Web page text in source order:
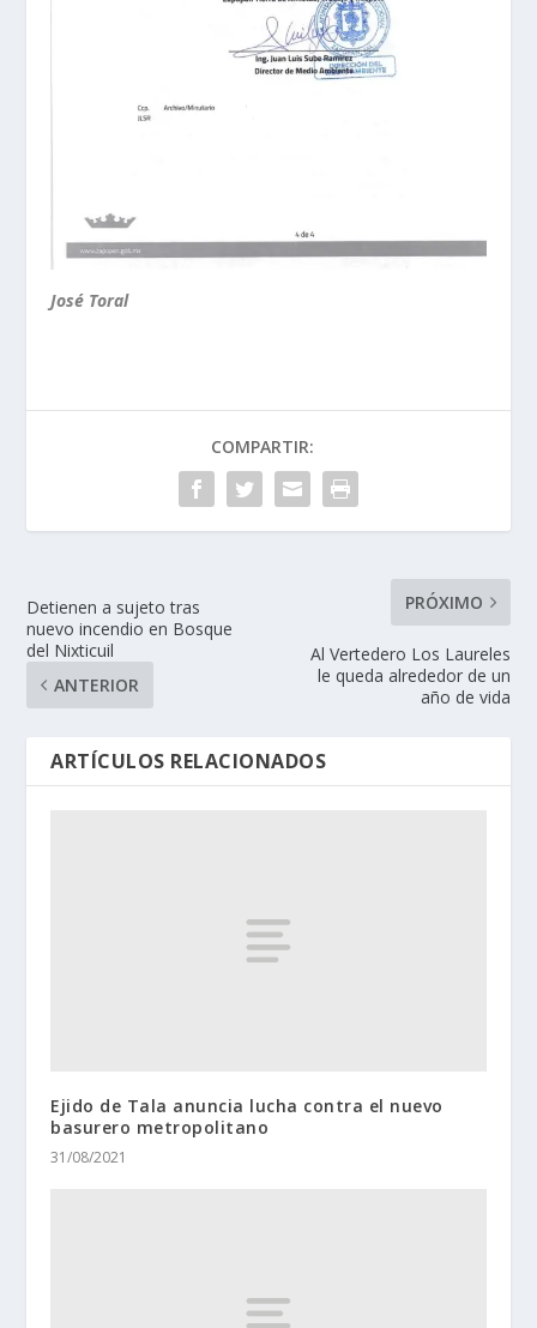
José Toral
COMPARTIR:
Detienen a sujeto tras
nuevo incendio en Bosque
del Nixticuil
ANTERIOR
PRÓXIMO
Al Vertedero Los Laureles
le queda alrededor de un
año de vida
ARTÍCULOS RELACIONADOS
Ejido de Tala anuncia lucha contra el nuevo
basurero metropolitano
31/08/2021